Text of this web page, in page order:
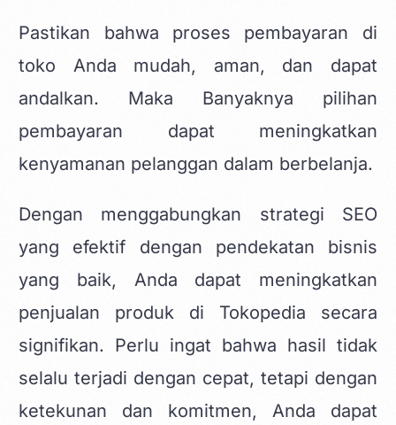
Pastikan bahwa proses pembayaran di
toko Anda mudah, aman, dan dapat
andalkan. Maka Banyaknya pilihan
pembayaran dapat meningkatkan
kenyamanan pelanggan dalam berbelanja.
Dengan menggabungkan strategi SEO
yang efektif dengan pendekatan bisnis
yang baik, Anda dapat meningkatkan
penjualan produk di Tokopedia secara
signifikan. Perlu ingat bahwa hasil tidak
selalu terjadi dengan cepat, tetapi dengan
ketekunan dan komitmen, Anda dapat